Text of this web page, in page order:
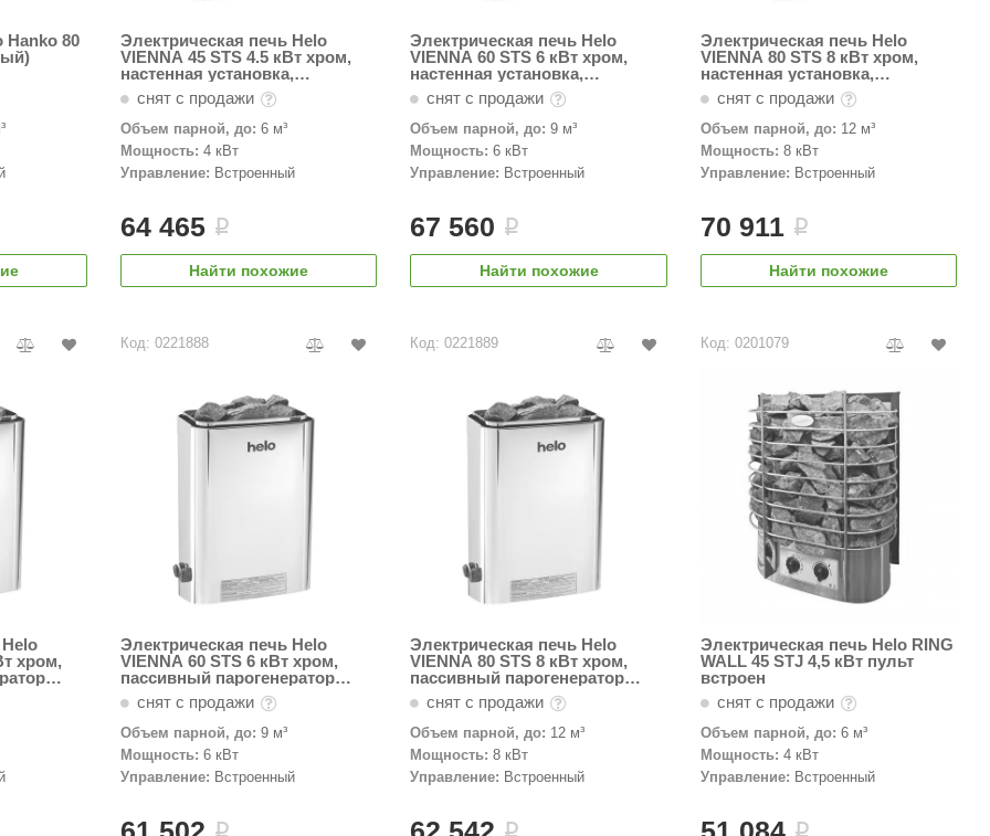
Hanko 80
Электрическая печь Helo
VIENNA 45 STS 4.5 кВт хром,
настенная установка,
встроенный пульт
снят с продажи
Объем парной, до: 6 м³
Мощность: 4 кВт
Управление: Встроенный
64 465 i
Найти похожие
Электрическая печь Helo
VIENNA 60 STS 6 кВт хром,
настенная установка,
встроенный пульт
снят с продажи
Объем парной, до: 9 м³
Мощность: 6 кВт
Управление: Встроенный
67 560 i
Найти похожие
Электрическая печь Helo
VIENNA 80 STS 8 кВт хром,
настенная установка,
встроенный пульт
снят с продажи
Объем парной, до: 12 м³
Мощность: 8 кВт
Управление: Встроенный
70 911 i
Найти похожие
хром,
Код: 0221888
Электрическая печь Helo
VIENNA 60 STS 6 кВт хром,
пассивный парогенератор
снят с продажи
Объем парной, до: 9 м³
Мощность: 6 кВт
Управление: Встроенный
i
Код: 0221889
Электрическая печь Helo
VIENNA 80 STS 8 кВт хром,
пассивный парогенератор
снят с продажи
Объем парной, до: 12 м³
Мощность: 8 кВт
Управление: Встроенный
i
Код: 0201079
Электрическая печь Helo RING
WALL 45 STJ 4,5 кВт пульт
встроен
снят с продажи
Объем парной, до: 6 м³
Мощность: 4 кВт
Управление: Встроенный
i